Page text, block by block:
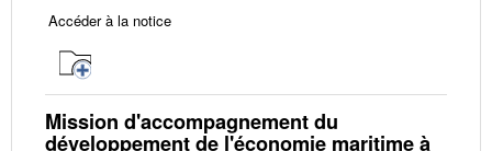
Accéder à la notice
Mission d'accompagnement du
développement de l'économie maritime à